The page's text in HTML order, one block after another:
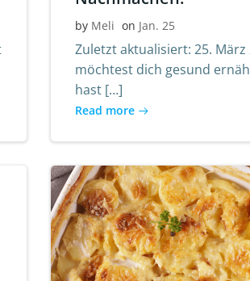
by Meli on Jan. 25
Zuletzt aktualisiert: 25. März
möchtest dich gesund
hast […]
Read more